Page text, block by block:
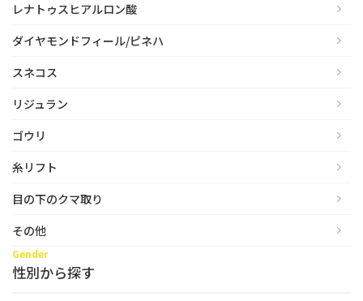
レナトゥスヒアルロン酸
ダイヤモンドフィール/ピネハ
スネコス
リジュラン
ゴウリ
糸リフト
目の下のクマ取り
その他
Gender
性別から探す